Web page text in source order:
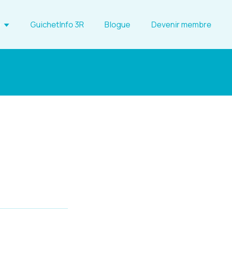
GuichetInfo 3R Blogue Devenir membre